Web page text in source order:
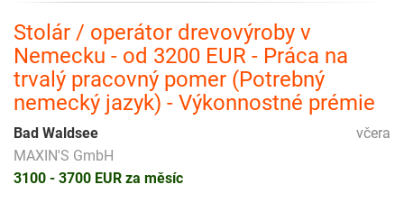
Stolár / operátor drevovýroby v
Nemecku - od 3200 EUR - Práca na
trvalý pracovný pomer (Potrebný
nemecký jazyk) - Výkonnostné prémie
včera
Bad Waldsee
MAXIN'S GmbH
3100 - 3700 EUR za měsíc